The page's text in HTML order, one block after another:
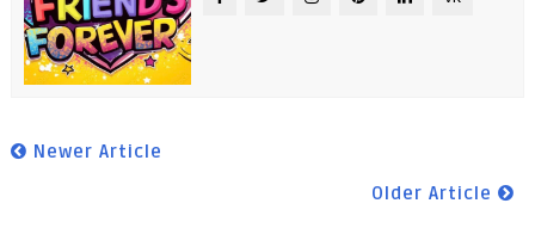
Newer Article
Older Article